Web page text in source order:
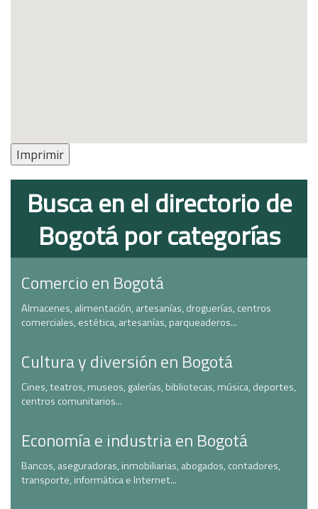
Imprimir
Busca en el directorio de
Bogotá por categorías
Comercio en Bogotá
Almacenes, alimentación, artesanías, droguerías, centros
comerciales, estética, artesanías, parqueaderos...
Cultura y diversión en Bogotá
Cines, teatros, museos, galerías, bibliotecas, música, deportes,
centros comunitarios...
Economía e industria en Bogotá
Bancos, aseguradoras, inmobiliarias, abogados, contadores,
transporte, informática e Internet...